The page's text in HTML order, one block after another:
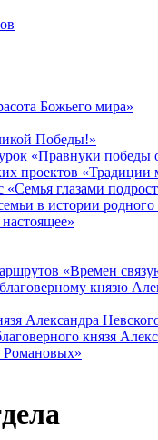
Божьего мира»
Победы!»
«Правнуки победы
проектов «Традиции
глазами
в истории родного
«Времен
князю
Александра
князя
Романовых»